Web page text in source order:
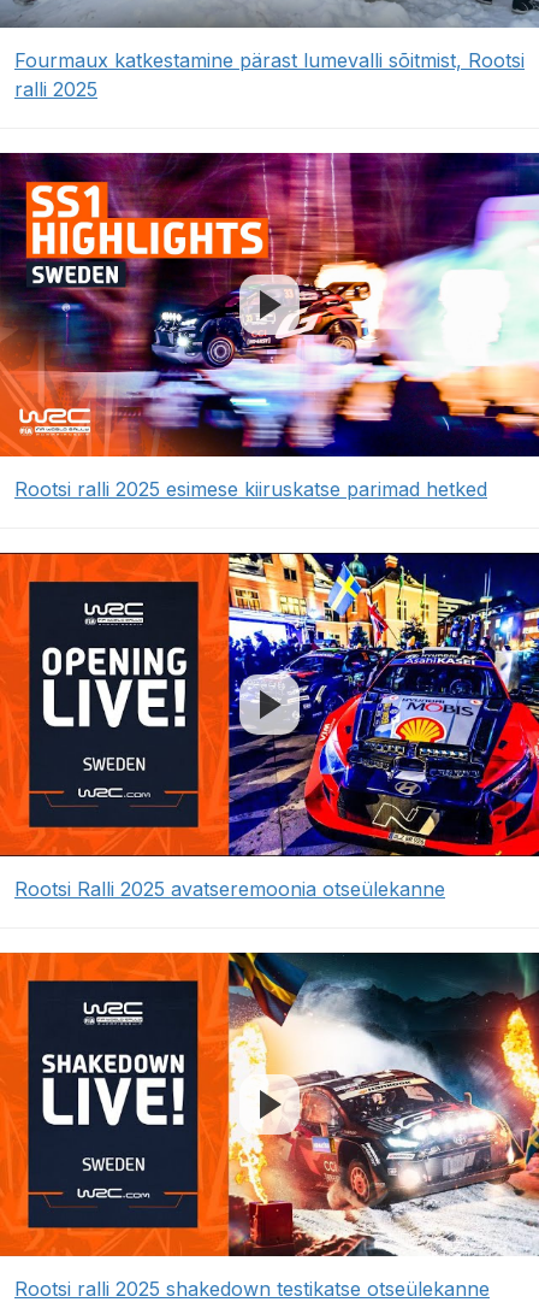
Fourmaux katkestamine pärast lumevalli sõitmist, Rootsi
ralli 2025
Rootsi ralli 2025 esimese kiiruskatse parimad hetked
Rootsi Ralli 2025 avatseremoonia otseülekanne
Rootsi ralli 2025 shakedown testikatse otseülekanne